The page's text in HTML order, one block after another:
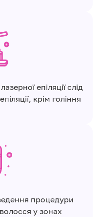
епіляції слід
крім гоління
процедури
у зонах